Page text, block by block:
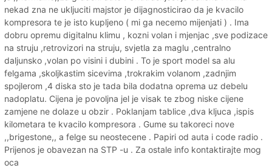
nekad zna ne ukljuciti majstor je dijagnosticirao da je kvacilo
kompresora te je isto kupljeno ( mi ga necemo mijenjati ) . Ima
dobru opremu digitalnu klimu , kozni volan i mjenjac ,sve podizace
na struju ,retrovizori na struju, svjetla za maglu ,centralno
daljunsko ,volan po visini i dubini . To je sport model sa alu
felgama ,skoljkastim sicevima ,trokrakim volanom ,zadnjim
spojlerom ,4 diska sto je tada bila dodatna oprema uz debelu
nadoplatu. Cijena je povoljna jel je visak te zbog niske cijene
zamjene ne dolaze u obzir . Poklanjam tablice ,dva kljuca ,ispis
kilometara te kvacilo kompresora . Gume su takoreci nove
,,brigestone,, a felge su neostecene . Papiri od auta i code radio .
Prijenos je obavezan na STP -u . Za ostale info kontaktirajte mog
oca